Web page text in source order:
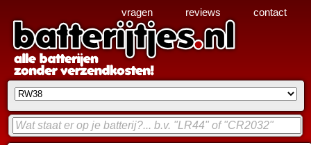
vragen reviews contact